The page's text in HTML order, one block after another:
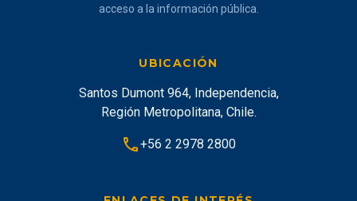
acceso a la información pública.
UBICACIÓN
Santos Dumont 964, Independencia,
Región Metropolitana, Chile.
phone+56 2 2978 2800